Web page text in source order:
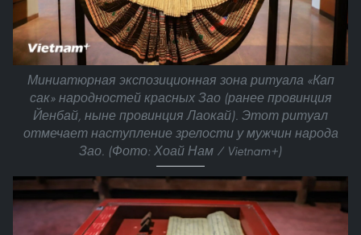
Миниатюрная экспозиционная зона ритуала «Кап
сак» народностей красных Зао (ранее провинция
Йенбай, ныне провинция Лаокай). Этот ритуал
отмечает наступление зрелости у мужчин народа
Зао. (Фото: Хоай Нам / Vietnam+)